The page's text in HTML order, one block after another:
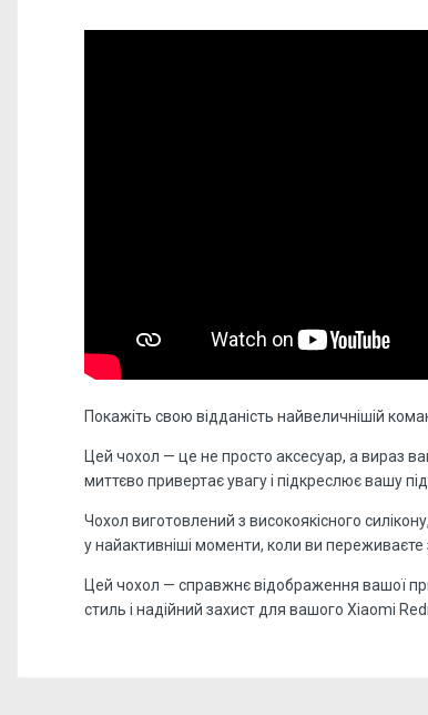
Покажіть свою відданість найвеличнішій
Цей чохол — це не просто аксесуар, а вираз
миттєво привертає увагу і підкреслює вашу
Чохол виготовлений з високоякісного
у найактивніші моменти, коли ви
Цей чохол — справжнє відображення вашої
стиль і надійний захист для вашого Xiaomi